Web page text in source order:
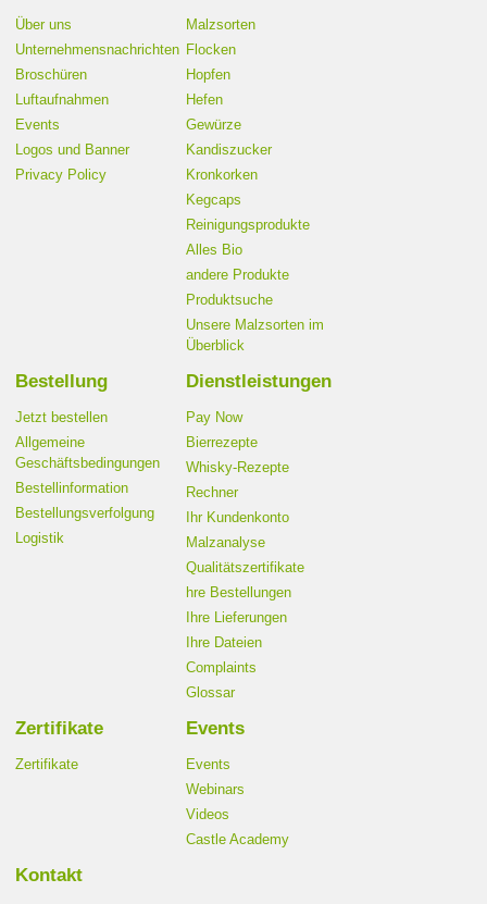
Über uns
Unternehmensnachrichten
Broschüren
Luftaufnahmen
Events
Logos und Banner
Privacy Policy
Malzsorten
Flocken
Hopfen
Hefen
Gewürze
Kandiszucker
Kronkorken
Kegcaps
Reinigungsprodukte
Alles Bio
andere Produkte
Produktsuche
Unsere Malzsorten im
Überblick
Bestellung
Jetzt bestellen
Allgemeine
Geschäftsbedingungen
Bestellinformation
Bestellungsverfolgung
Logistik
Dienstleistungen
Pay Now
Bierrezepte
Whisky-Rezepte
Rechner
Ihr Kundenkonto
Malzanalyse
Qualitätszertifikate
hre Bestellungen
Ihre Lieferungen
Ihre Dateien
Complaints
Glossar
Zertifikate
Zertifikate
Events
Events
Webinars
Videos
Castle Academy
Kontakt